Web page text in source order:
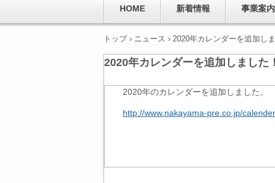
HOME 新着情報 事業案内
トップ › ニュース › 2020年カレンダーを追加し
2020年カレンダーを追加しました！
2020年のカレンダーを追加しました。
http://www.nakayama-pre.co.jp/